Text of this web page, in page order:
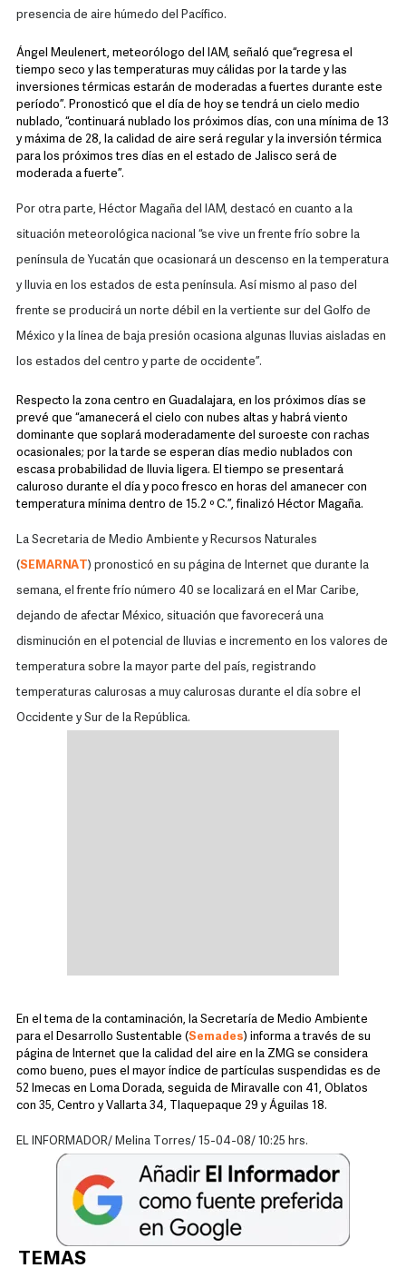
presencia de aire húmedo del Pacífico.
Ángel Meulenert, meteorólogo del IAM, señaló que“regresa el
tiempo seco y las temperaturas muy cálidas por la tarde y las
inversiones térmicas estarán de moderadas a fuertes durante este
período”. Pronosticó que el día de hoy se tendrá un cielo medio
nublado, “continuará nublado los próximos días, con una mínima de 13
y máxima de 28, la calidad de aire será regular y la inversión térmica
para los próximos tres días en el estado de Jalisco será de
moderada a fuerte”.
Por otra parte, Héctor Magaña del IAM, destacó en cuanto a la
situación meteorológica nacional “se vive un frente frío sobre la
península de Yucatán que ocasionará un descenso en la temperatura
y lluvia en los estados de esta península. Así mismo al paso del
frente se producirá un norte débil en la vertiente sur del Golfo de
México y la línea de baja presión ocasiona algunas lluvias aisladas en
los estados del centro y parte de occidente”.
Respecto la zona centro en Guadalajara, en los próximos días se
prevé que “amanecerá el cielo con nubes altas y habrá viento
dominante que soplará moderadamente del suroeste con rachas
ocasionales; por la tarde se esperan días medio nublados con
escasa probabilidad de lluvia ligera. El tiempo se presentará
caluroso durante el día y poco fresco en horas del amanecer con
temperatura mínima dentro de 15.2 º C.”, finalizó Héctor Magaña.
La Secretaria de Medio Ambiente y Recursos Naturales
(SEMARNAT ) pronosticó en su página de Internet que durante la
semana, el frente frío número 40 se localizará en el Mar Caribe,
dejando de afectar México, situación que favorecerá una
disminución en el potencial de lluvias e incremento en los valores de
temperatura sobre la mayor parte del país, registrando
temperaturas calurosas a muy calurosas durante el día sobre el
Occidente y Sur de la República.
En el tema de la contaminación, la Secretaría de Medio Ambiente
para el Desarrollo Sustentable (Semades) informa a través de su
página de Internet que la calidad del aire en la ZMG se considera
como bueno, pues el mayor índice de partículas suspendidas es de
52 Imecas en Loma Dorada, seguida de Miravalle con 41, Oblatos
con 35, Centro y Vallarta 34, Tlaquepaque 29 y Águilas 18.
EL INFORMADOR/ Melina Torres/ 15-04-08/ 10:25 hrs.
TEMAS